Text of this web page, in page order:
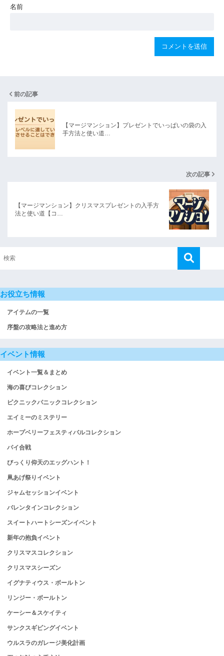
名前
前の記事
【マージマンション】プレゼントでいっぱいの袋の入
手方法と使い道…
次の記事
【マージマンション】クリスマスプレゼントの入手方
法と使い道【コ…
お役立ち情報
アイテムの一覧
序盤の攻略法と進め方
イベント情報
イベント一覧＆まとめ
海の喜びコレクション
ピクニックパニックコレクション
エイミーのミステリー
ホープベリーフェスティバルコレクション
パイ合戦
びっくり仰天のエッグハント！
凧あげ祭りイベント
ジャムセッションイベント
バレンタインコレクション
スイートハートシーズンイベント
新年の抱負イベント
クリスマスコレクション
クリスマスシーズン
イグナティウス・ボールトン
リンジー・ボールトン
ケーシー＆スケイティ
サンクスギビングイベント
ウルスラのガレージ美化計画